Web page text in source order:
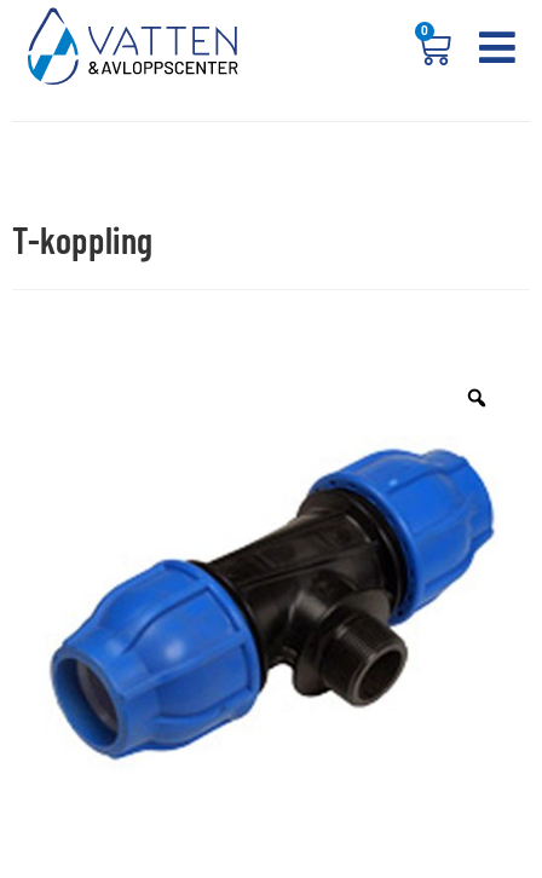
0
T-koppling